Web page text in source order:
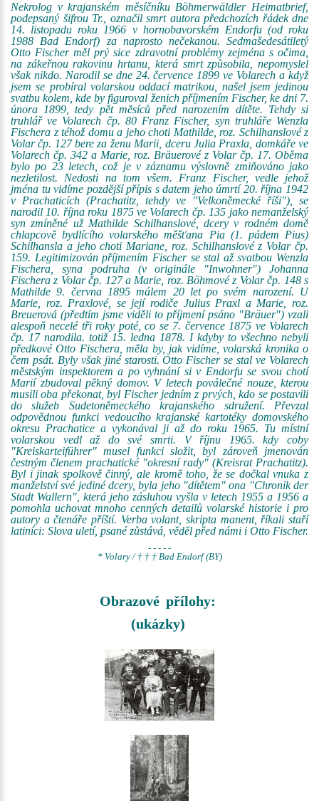
Nekrolog v krajanském měsíčníku Böhmerwäldler Heimatbrief,
podepsaný šifrou Tr., označil smrt autora předchozích řádek dne
14. listopadu roku 1966 v hornobavorském Endorfu (od roku
1988 Bad Endorf) za naprosto nečekanou. Sedmašedesátiletý
Otto Fischer měl prý sice zdravotní problémy zejména s očima,
na zákeřnou rakovinu hrtanu, která smrt způsobila, nepomyslel
však nikdo. Narodil se dne 24. července 1899 ve Volarech a když
jsem se probíral volarskou oddací matrikou, našel jsem jedinou
svatbu kolem, kde by figuroval ženich příjmením Fischer, ke dni 7.
února 1899, tedy pět měsíců před narozením dítěte. Tehdy si
truhlář ve Volarech čp. 80 Franz Fischer, syn truhláře Wenzla
Fischera z téhož domu a jeho choti Mathilde, roz. Schilhanslové z
Volar čp. 127 bere za ženu Marii, dceru Julia Praxla, domkáře ve
Volarech čp. 342 a Marie, roz. Bräuerové z Volar čp. 17. Oběma
bylo po 23 letech, což je v záznamu výslovně zmiňováno jako
nezletilost. Nedosti na tom všem. Franz Fischer, vedle jehož
jména tu vidíme pozdější přípis s datem jeho úmrtí 20. října 1942
v Prachaticích (Prachatitz, tehdy ve "Velkoněmecké říši"), se
narodil 10. října roku 1875 ve Volarech čp. 135 jako nemanželský
syn zmíněné už Mathilde Schilhanslové, dcery v rodném domě
chlapcově bydlícího volarského měšťana Pia (1. pádem Pius)
Schilhansla a jeho choti Mariane, roz. Schilhanslové z Volar čp.
159. Legitimizován příjmením Fischer se stal až svatbou Wenzla
Fischera, syna podruha (v originále "Inwohner") Johanna
Fischera z Volar čp. 127 a Marie, roz. Böhmové z Volar čp. 148 s
Mathilde 9. června 1895 málem 20 let po svém narození. U
Marie, roz. Praxlové, se její rodiče Julius Praxl a Marie, roz.
Breuerová (předtím jsme viděli to příjmení psáno "Bräuer") vzali
alespoň necelé tři roky poté, co se 7. července 1875 ve Volarech
čp. 17 narodila. totiž 15. ledna 1878. I kdyby to všechno nebyli
předkové Otto Fischera, měla by, jak vidíme, volarská kronika o
čem psát. Byly však jiné starosti. Otto Fischer se stal ve Volarech
městským inspektorem a po vyhnání si v Endorfu se svou chotí
Marií zbudoval pěkný domov. V letech poválečné nouze, kterou
musili oba překonat, byl Fischer jedním z prvých, kdo se postavili
do služeb Sudetoněmeckého krajanského sdružení. Převzal
odpovědnou funkci vedoucího krajanské kartotéky domovského
okresu Prachatice a vykonával ji až do roku 1965. Tu místní
volarskou vedl až do své smrti. V říjnu 1965. kdy coby
"Kreiskarteiführer" musel funkci složit, byl zároveň jmenován
čestným členem prachatické "okresní rady" (Kreisrat Prachatitz).
Byl i jinak spolkově činný, ale kromě toho, že se dočkal vnuka z
manželství své jediné dcery, byla jeho "dítětem" ona "Chronik der
Stadt Wallern", která jeho zásluhou vyšla v letech 1955 a 1956 a
pomohla uchovat mnoho cenných detailů volarské historie i pro
autory a čtenáře příští. Verba volant, skripta manent, říkali staří
latiníci: Slova uletí, psané zůstává, věděl před námi i Otto Fischer.
- - - - -
* Volary / † † † Bad Endorf (BY)
Obrazové přílohy:
(ukázky)